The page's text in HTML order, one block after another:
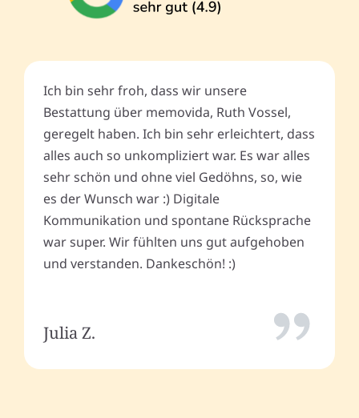
Ich bin sehr froh, dass wir unsere
Bestattung über memovida, Ruth Vossel,
geregelt haben. Ich bin sehr erleichtert, dass
alles auch so unkompliziert war. Es war alles
sehr schön und ohne viel Gedöhns, so, wie
es der Wunsch war :) Digitale
Kommunikation und spontane Rücksprache
war super. Wir fühlten uns gut aufgehoben
und verstanden. Dankeschön! :)
Julia Z.